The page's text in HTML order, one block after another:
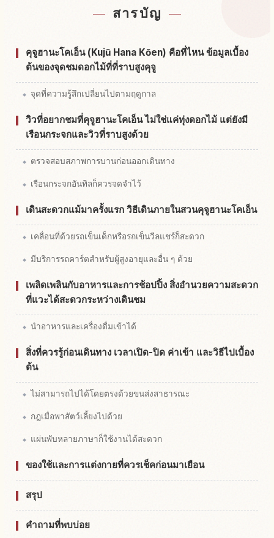
สารบัญ
คุจูฮานะโคเอ็น (Kujū Hana Kōen) คือที่ไหน ข้อมูลเบื้อง
ต้นของจุดชมดอกไม้ที่ที่ราบสูงคุจู
จุดที่ความรู้สึกเปลี่ยนไปตามฤดูกาล
วิวที่อยากชมที่คุจูฮานะโคเอ็น ไม่ใช่แค่ทุ่งดอกไม้ แต่ยังมี
เรือนกระจกและวิวที่ราบสูงด้วย
ตรวจสอบสภาพการบานก่อนออกเดินทาง
เรือนกระจกอันทิลก็ควรจดจำไว้
เดินสะดวกแม้มาครั้งแรก วิธีเดินภายในสวนคุจูฮานะโคเอ็น
เคลื่อนที่ด้วยรถเข็นเด็กหรือรถเข็นวีลแชร์ก็สะดวก
มีบริการรถคาร์ตสำหรับผู้สูงอายุและอื่น ๆ ด้วย
เพลิดเพลินกับอาหารและการช้อปปิ้ง สิ่งอำนวยความสะดวก
ที่แวะได้สะดวกระหว่างเดินชม
นำอาหารและเครื่องดื่มเข้าได้
สิ่งที่ควรรู้ก่อนเดินทาง เวลาเปิด-ปิด ค่าเข้า และวิธีไปเบื้อง
ต้น
ไม่สามารถไปได้โดยตรงด้วยขนส่งสาธารณะ
กฎเมื่อพาสัตว์เลี้ยงไปด้วย
แผ่นพับหลายภาษาก็ใช้งานได้สะดวก
ของใช้และการแต่งกายที่ควรเช็คก่อนมาเยือน
สรุป
คำถามที่พบบ่อย